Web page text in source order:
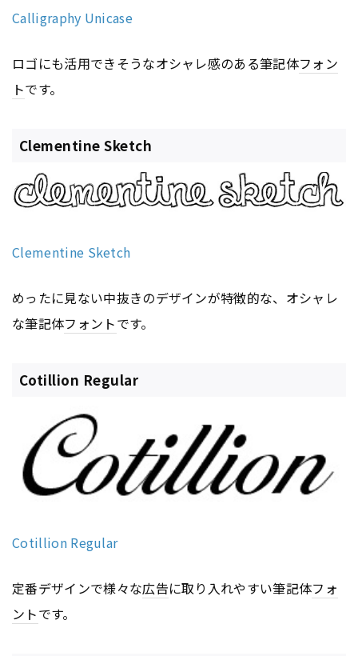
Calligraphy Unicase
ロゴにも活用できそうなオシャレ感のある筆記体フォン
トです。
Clementine Sketch
Clementine Sketch
めったに見ない中抜きのデザインが特徴的な、オシャレ
な筆記体フォントです。
Cotillion Regular
Cotillion Regular
定番デザインで様々な広告に取り入れやすい筆記体フォ
ントです。